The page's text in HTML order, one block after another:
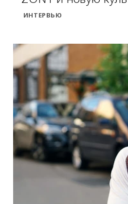
ИНТЕРВЬЮ